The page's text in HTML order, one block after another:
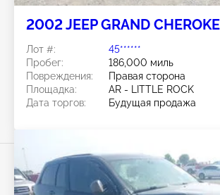
2002 JEEP GRAND
Лот #:
45******
Пробег:
186,000 миль
Повреждения:
Правая сторона
Площадка:
AR - LITTLE ROCK
Дата торгов:
Будущая продажа